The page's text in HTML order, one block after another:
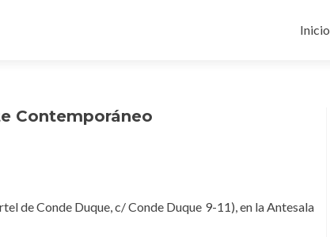
al
Inicio
Contemporáneo
de Conde Duque, c/ Conde Duque 9-11), en la Antesala